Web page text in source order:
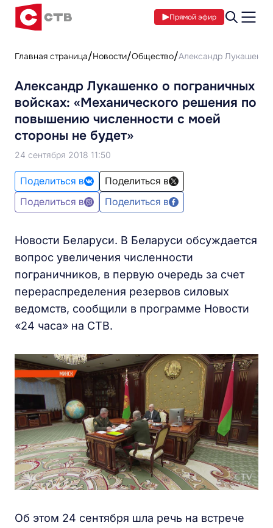
Прямой эфир
Главная страница Новости Общество Александр Лукашенко
Александр Лукашенко о пограничных
войсках: «Механического решения по
повышению численности с моей
стороны не будет»
24 сентября 2018 11:50
Поделиться в
Поделиться в
Поделиться в
Поделиться в
Новости Беларуси. В Беларуси обсуждается
вопрос увеличения численности
пограничников, в первую очередь за счет
перераспределения резервов силовых
ведомств, сообщили в программе Новости
«24 часа» на СТВ.
Об этом 24 сентября шла речь на встрече